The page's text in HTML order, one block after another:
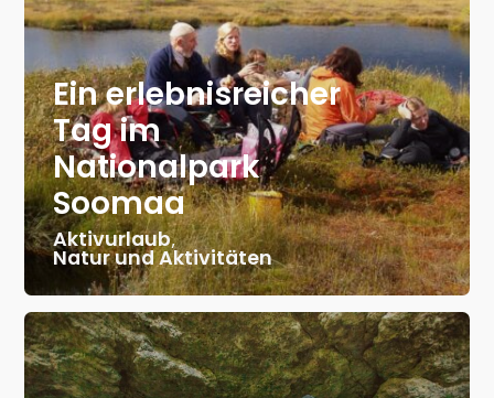
Ein erlebnisreicher
Tag im
Nationalpark
Soomaa
Aktivurlaub,
Natur und Aktivitäten